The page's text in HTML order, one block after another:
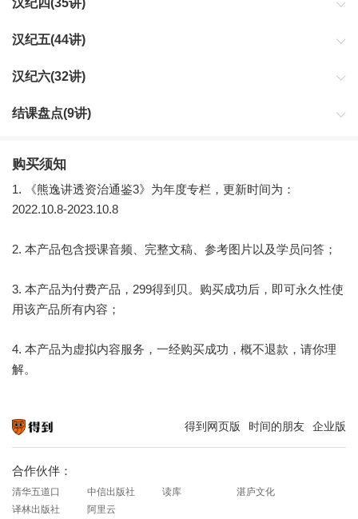
汉纪五(44讲)
汉纪六(32讲)
结课盘点(9讲)
购买须知
1. 《熊逸讲透资治通鉴3》为年度专栏，更新时间为：
2022.10.8-2023.10.8
2. 本产品包含授课音频、完整文稿、参考图片以及学员问答；
3. 本产品为付费产品，299得到贝。购买成功后，即可永久性使
用该产品所有内容；
4. 本产品为虚拟内容服务，一经购买成功，概不退款，请你理
解。
得到网页版 时间的朋友 企业版
合作伙伴：
清华五道口 中信出版社 读库
湛庐文化
译林出版社
阿里云